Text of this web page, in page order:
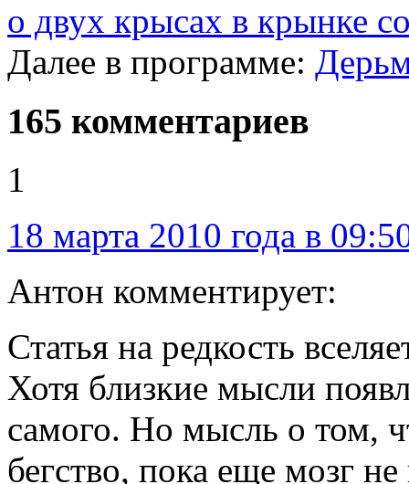
о двух крысах в крынке
Далее в программе:
165 комментариев
1
18 марта 2010 года в
Антон комментирует:
Статья на редкость
Хотя близкие мысли
самого. Но мысль о том,
бегство, пока еще мозг